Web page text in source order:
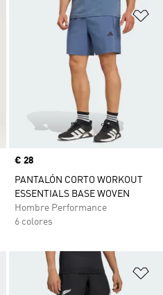
Añadir a la lista de deseos
Precio
€ 28
PANTALÓN CORTO WORKOUT
ESSENTIALS BASE WOVEN
Hombre Performance
6 colores
Añadir a la lista de deseos